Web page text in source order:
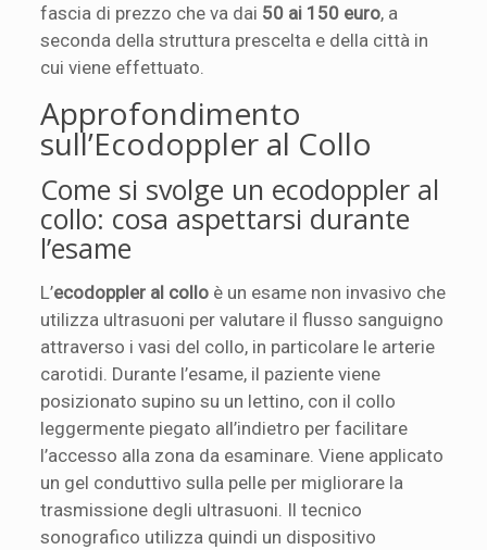
fascia di prezzo che va dai 50 ai 150 euro, a
seconda della struttura prescelta e della città in
cui viene effettuato.
Approfondimento
sull’Ecodoppler al Collo
Come si svolge un ecodoppler al
collo: cosa aspettarsi durante
l’esame
L’ecodoppler al collo è un esame non invasivo che
utilizza ultrasuoni per valutare il flusso sanguigno
attraverso i vasi del collo, in particolare le arterie
carotidi. Durante l’esame, il paziente viene
posizionato supino su un lettino, con il collo
leggermente piegato all’indietro per facilitare
l’accesso alla zona da esaminare. Viene applicato
un gel conduttivo sulla pelle per migliorare la
trasmissione degli ultrasuoni. Il tecnico
sonografico utilizza quindi un dispositivo